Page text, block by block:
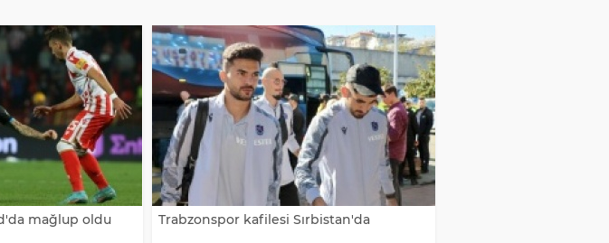
mağlup oldu Trabzonspor kafilesi Sırbistan'da